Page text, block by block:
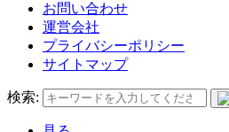
お問い合わせ
運営会社
プライバシーポリシー
サイトマップ
検索: